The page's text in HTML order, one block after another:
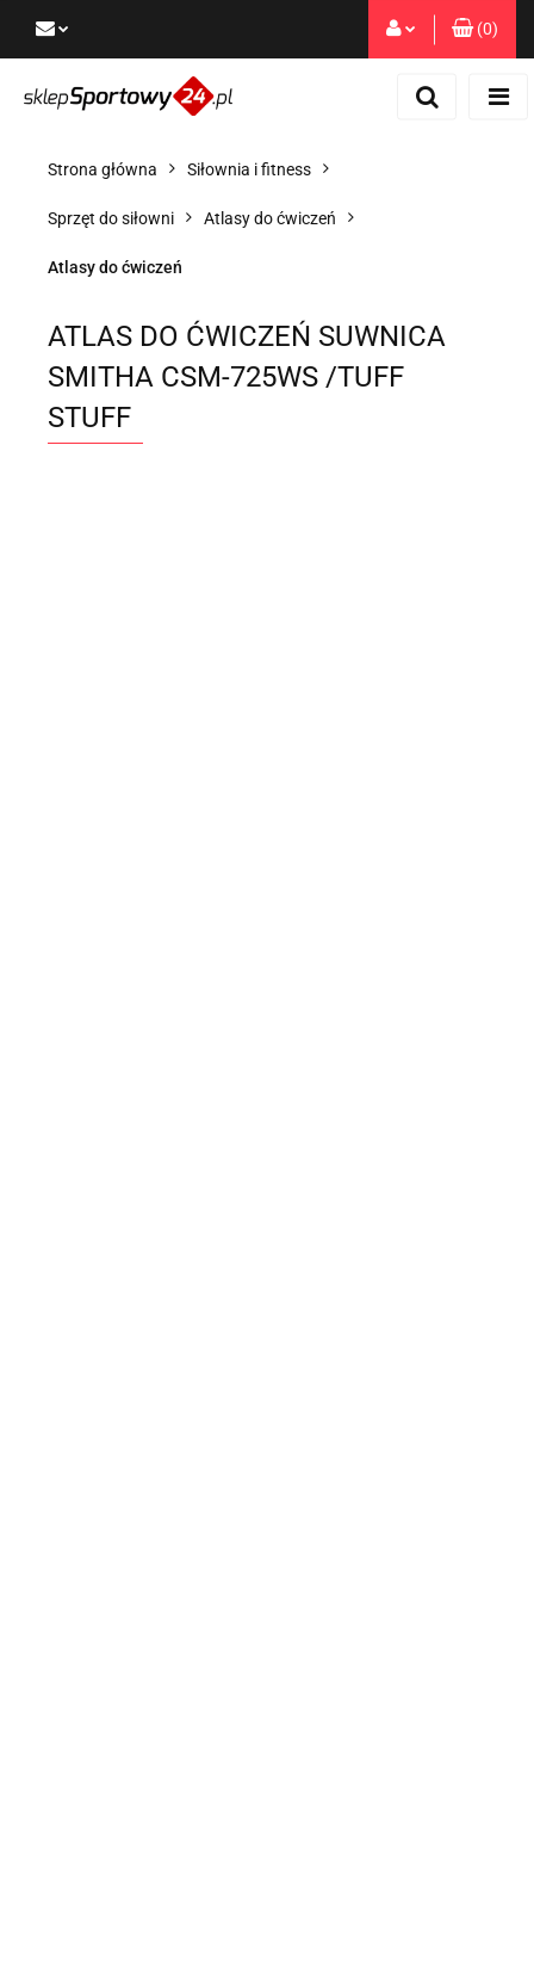
Dodaj zgłoszenie
(0)
Strona główna Siłownia i fitness
Sprzęt do siłowni Atlasy do ćwiczeń
Atlasy do ćwiczeń
ATLAS DO ĆWICZEŃ SUWNICA
SMITHA CSM-725WS /TUFF
STUFF